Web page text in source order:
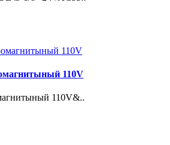
110V
110V&..